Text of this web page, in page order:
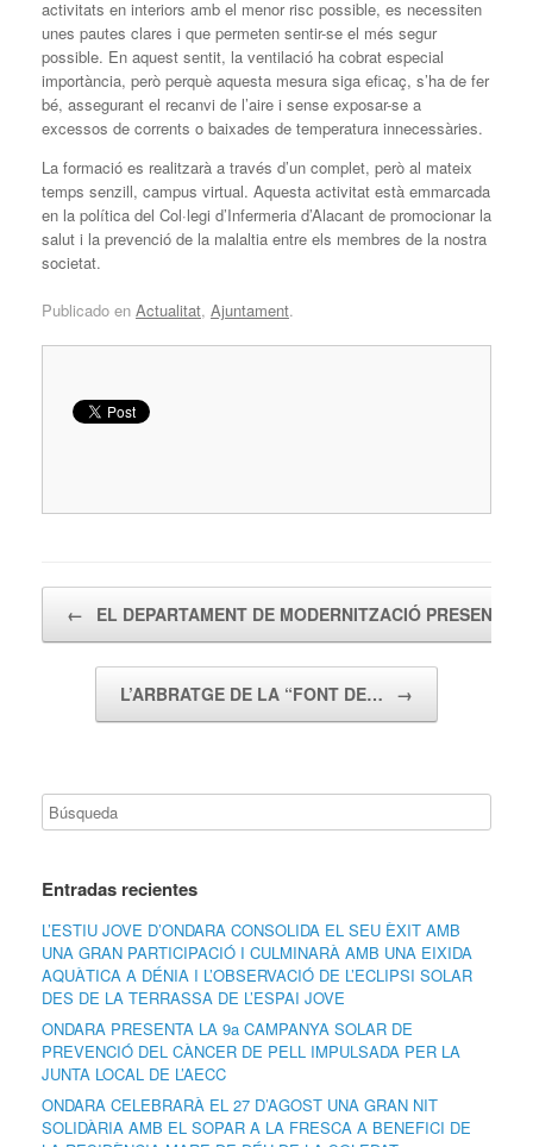
activitats en interiors amb el menor risc possible, es necessiten
unes pautes clares i que permeten sentir-se el més segur
possible. En aquest sentit, la ventilació ha cobrat especial
importància, però perquè aquesta mesura siga eficaç, s’ha de fer
bé, assegurant el recanvi de l’aire i sense exposar-se a
excessos de corrents o baixades de temperatura innecessàries.
La formació es realitzarà a través d’un complet, però al mateix
temps senzill, campus virtual. Aquesta activitat està emmarcada
en la política del Col·legi d’Infermeria d’Alacant de promocionar la
salut i la prevenció de la malaltia entre els membres de la nostra
societat.
Publicado en Actualitat, Ajuntament.
← EL DEPARTAMENT DE MODERNITZACIÓ PRESENTA…
L’ARBRATGE DE LA “FONT DE… →
Entradas recientes
L’ESTIU JOVE D’ONDARA CONSOLIDA EL SEU ÈXIT AMB
UNA GRAN PARTICIPACIÓ I CULMINARÀ AMB UNA EIXIDA
AQUÀTICA A DÉNIA I L’OBSERVACIÓ DE L’ECLIPSI SOLAR
DES DE LA TERRASSA DE L’ESPAI JOVE
ONDARA PRESENTA LA 9a CAMPANYA SOLAR DE
PREVENCIÓ DEL CÀNCER DE PELL IMPULSADA PER LA
JUNTA LOCAL DE L’AECC
ONDARA CELEBRARÀ EL 27 D’AGOST UNA GRAN NIT
SOLIDÀRIA AMB EL SOPAR A LA FRESCA A BENEFICI DE